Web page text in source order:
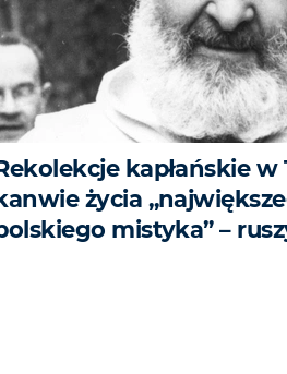
kapłańskie w
życia
mistyka” –